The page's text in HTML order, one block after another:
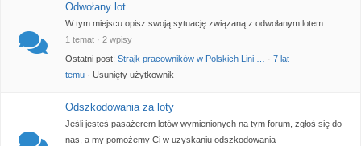
Odwołany lot
W tym miejscu opisz swoją sytuację związaną z odwołanym lotem
1 temat · 2 wpisy
Ostatni post: Strajk pracowników w Polskich Lini … · 7 lat
temu · Usunięty użytkownik
Odszkodowania za loty
Jeśli jesteś pasażerem lotów wymienionych na tym forum, zgłoś się do
nas, a my pomożemy Ci w uzyskaniu odszkodowania